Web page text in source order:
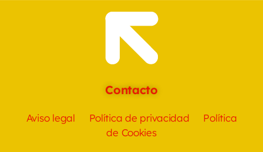
Contacto
Aviso legal Política de privacidad
Política
de Cookies